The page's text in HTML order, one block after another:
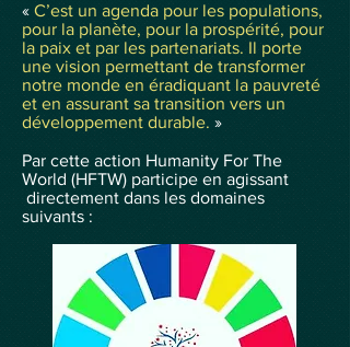
« C’est un agenda pour les populations,
pour la planète, pour la prospérité, pour
la paix et par les partenariats. Il porte
une vision permettant de transformer
notre monde en éradiquant la pauvreté
et en assurant sa transition vers un
développement durable. »
Par cette action Humanity For The
World (HFTW) participe en agissant
directement dans les domaines
suivants :